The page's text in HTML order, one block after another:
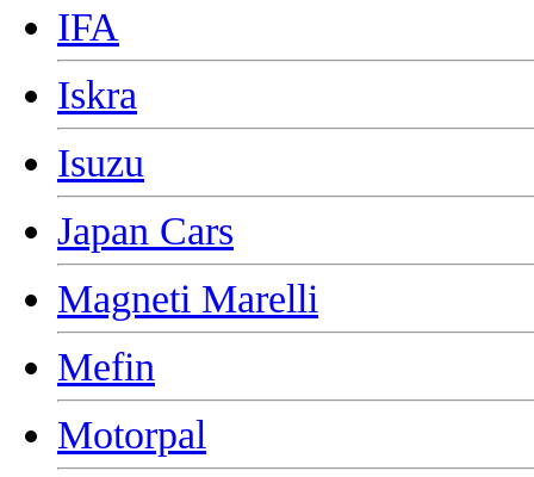
IFA
Iskra
Isuzu
Japan Cars
Magneti Marelli
Mefin
Motorpal